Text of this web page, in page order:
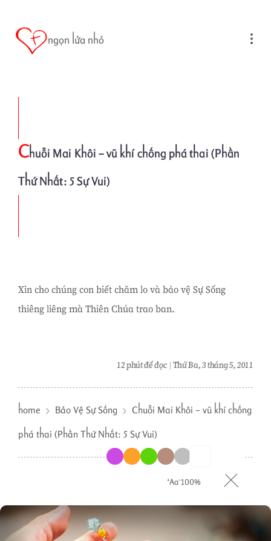
ngọn lửa nhỏ
Chuỗi Mai Khôi – vũ khí chống phá thai (Phần
Thứ Nhất: 5 Sự Vui)
Xin cho chúng con biết chăm lo và bảo vệ Sự Sống
thiêng liêng mà Thiên Chúa trao ban.
12 phút để đọc Thứ Ba, 3 tháng 5, 2011
home Bảo Vệ Sự Sống Chuỗi Mai Khôi – vũ khí chống
phá thai (Phần Thứ Nhất: 5 Sự Vui)
⁺Aa⁻100%